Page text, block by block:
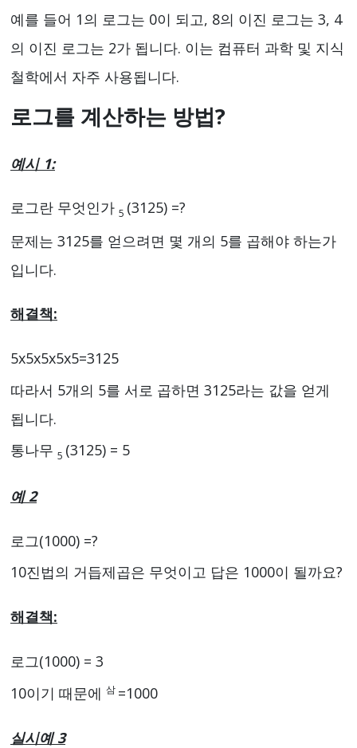
예를 들어 1의 로그는 0이 되고, 8의 이진 로그는 3, 4
의 이진 로그는 2가 됩니다. 이는 컴퓨터 과학 및 지식
철학에서 자주 사용됩니다.
로그를 계산하는 방법?
예시 1:
로그란 무엇인가 5 (3125) =?
문제는 3125를 얻으려면 몇 개의 5를 곱해야 하는가
입니다.
해결책:
5x5x5x5x5=3125
따라서 5개의 5를 서로 곱하면 3125라는 값을 얻게
됩니다.
통나무 5 (3125) = 5
예 2
로그(1000) =?
10진법의 거듭제곱은 무엇이고 답은 1000이 될까요?
해결책:
로그(1000) = 3
10이기 때문에 삼 =1000
실시예 3